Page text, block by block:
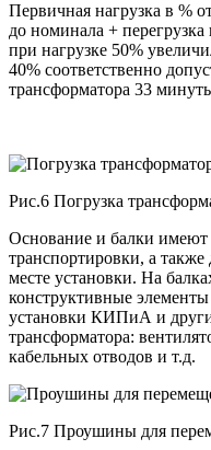
Первичная нагрузка в %
до номинала +
при нагрузке 50%
40% соответственно
трансформатора 33
Рис.6 Погрузка
Основание и балки
транспортировки, а также
месте установки. На
конструктивные
установки КИПиА и
трансформатора:
кабельных отводов и т.д.
Рис.7 Проушины для